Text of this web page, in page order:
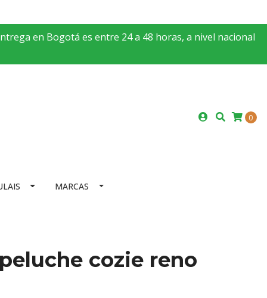
en Bogotá es entre 24 a 48 horas, a nivel nacional
0
MARCAS
cozie reno